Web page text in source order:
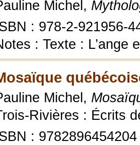
Michel,
: 978-2-921956-
: Texte : L’ange
Michel,
Rivières : Écrits
: 9782896454204